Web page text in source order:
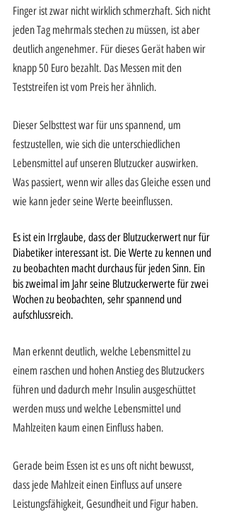
Finger ist zwar nicht wirklich schmerzhaft. Sich nicht
jeden Tag mehrmals stechen zu müssen, ist aber
deutlich angenehmer. Für dieses Gerät haben wir
knapp 50 Euro bezahlt. Das Messen mit den
Teststreifen ist vom Preis her ähnlich.
Dieser Selbsttest war für uns spannend, um
festzustellen, wie sich die unterschiedlichen
Lebensmittel auf unseren Blutzucker auswirken.
Was passiert, wenn wir alles das Gleiche essen und
wie kann jeder seine Werte beeinflussen.
Es ist ein Irrglaube, dass der Blutzuckerwert nur für
Diabetiker interessant ist. Die Werte zu kennen und
zu beobachten macht durchaus für jeden Sinn. Ein
bis zweimal im Jahr seine Blutzuckerwerte für zwei
Wochen zu beobachten, sehr spannend und
aufschlussreich.
Man erkennt deutlich, welche Lebensmittel zu
einem raschen und hohen Anstieg des Blutzuckers
führen und dadurch mehr Insulin ausgeschüttet
werden muss und welche Lebensmittel und
Mahlzeiten kaum einen Einfluss haben.
Gerade beim Essen ist es uns oft nicht bewusst,
dass jede Mahlzeit einen Einfluss auf unsere
Leistungsfähigkeit, Gesundheit und Figur haben.